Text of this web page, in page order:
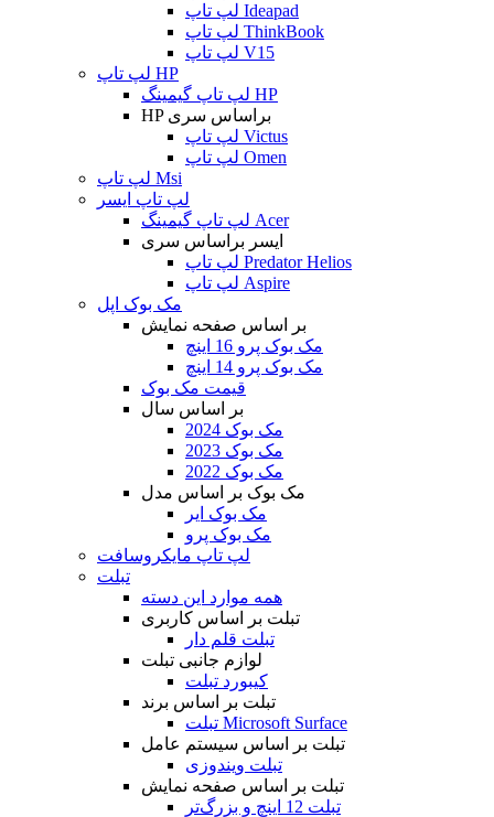
لپ تاپ Ideapad
لپ تاپ ThinkBook
لپ تاپ V15
لپ تاپ HP
لپ تاپ گیمینگ HP
HP براساس سری
لپ تاپ Victus
لپ تاپ Omen
لپ تاپ Msi
لپ تاپ ایسر
لپ تاپ گیمینگ Acer
ایسر براساس سری
لپ تاپ Predator Helios
لپ تاپ Aspire
مک بوک اپل
بر اساس صفحه نمایش
مک بوک پرو 16 اینچ
مک بوک پرو 14 اینچ
قیمت مک بوک
بر اساس سال
مک بوک 2024
مک بوک 2023
مک بوک 2022
مک بوک بر اساس مدل
مک بوک ایر
مک بوک پرو
لپ تاپ مایکروسافت
تبلت
همه موارد این دسته
تبلت بر اساس کاربری
تبلت قلم دار
لوازم جانبی تبلت
کیبورد تبلت
تبلت بر اساس برند
تبلت Microsoft Surface
تبلت بر اساس سیستم عامل
تبلت ویندوزی
تبلت بر اساس صفحه نمایش
تبلت 12 اینچ و بزرگ‌تر